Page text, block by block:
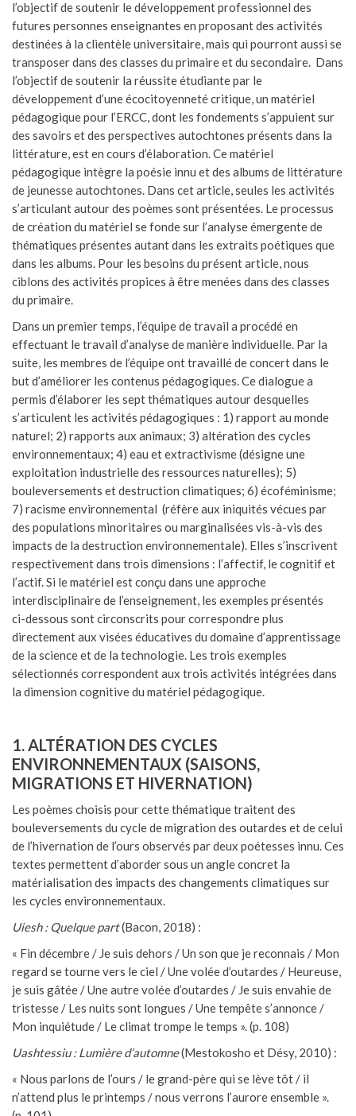
l’objectif de soutenir le développement professionnel des
futures personnes enseignantes en proposant des activités
destinées à la clientèle universitaire, mais qui pourront aussi se
transposer dans des classes du primaire et du secondaire. Dans
l’objectif de soutenir la réussite étudiante par le
développement d’une écocitoyenneté critique, un matériel
pédagogique pour l’ERCC, dont les fondements s’appuient sur
des savoirs et des perspectives autochtones présents dans la
littérature, est en cours d’élaboration. Ce matériel
pédagogique intègre la poésie innu et des albums de littérature
de jeunesse autochtones. Dans cet article, seules les activités
s’articulant autour des poèmes sont présentées. Le processus
de création du matériel se fonde sur l’analyse émergente de
thématiques présentes autant dans les extraits poétiques que
dans les albums. Pour les besoins du présent article, nous
ciblons des activités propices à être menées dans des classes
du primaire.
Dans un premier temps, l’équipe de travail a procédé en
effectuant le travail d’analyse de manière individuelle. Par la
suite, les membres de l’équipe ont travaillé de concert dans le
but d’améliorer les contenus pédagogiques. Ce dialogue a
permis d’élaborer les sept thématiques autour desquelles
s’articulent les activités pédagogiques : 1) rapport au monde
naturel; 2) rapports aux animaux; 3) altération des cycles
environnementaux; 4) eau et extractivisme (désigne une
exploitation industrielle des ressources naturelles); 5)
bouleversements et destruction climatiques; 6) écoféminisme;
7) racisme environnemental (réfère aux iniquités vécues par
des populations minoritaires ou marginalisées vis-à-vis des
impacts de la destruction environnementale). Elles s’inscrivent
respectivement dans trois dimensions : l’affectif, le cognitif et
l’actif. Si le matériel est conçu dans une approche
interdisciplinaire de l’enseignement, les exemples présentés
ci-dessous sont circonscrits pour correspondre plus
directement aux visées éducatives du domaine d’apprentissage
de la science et de la technologie. Les trois exemples
sélectionnés correspondent aux trois activités intégrées dans
la dimension cognitive du matériel pédagogique.
1. ALTÉRATION DES CYCLES
ENVIRONNEMENTAUX (SAISONS,
MIGRATIONS ET HIVERNATION)
Les poèmes choisis pour cette thématique traitent des
bouleversements du cycle de migration des outardes et de celui
de l’hivernation de l’ours observés par deux poétesses innu. Ces
textes permettent d’aborder sous un angle concret la
matérialisation des impacts des changements climatiques sur
les cycles environnementaux.
Uiesh : Quelque part(Bacon, 2018) :
« Fin décembre / Je suis dehors / Un son que je reconnais / Mon
regard se tourne vers le ciel / Une volée d’outardes / Heureuse,
je suis gâtée / Une autre volée d’outardes / Je suis envahie de
tristesse / Les nuits sont longues / Une tempête s’annonce /
Mon inquiétude / Le climat trompe le temps ». (p. 108)
Uashtessiu : Lumière d’automne(Mestokosho et Désy, 2010) :
« Nous parlons de l’ours / le grand-père qui se lève tôt / il
n’attend plus le printemps / nous verrons l’aurore ensemble ».